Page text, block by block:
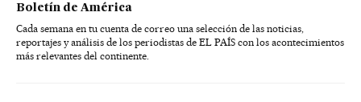
Boletín de América
Cada semana en tu cuenta de correo una selección de las noticias,
reportajes y análisis de los periodistas de EL PAÍS con los acontecimientos
más relevantes del continente.